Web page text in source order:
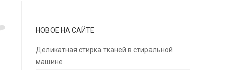
НОВОЕ НА САЙТЕ
Деликатная стирка тканей в стиральной
машине